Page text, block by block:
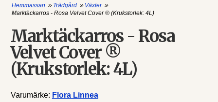
Hemmassan » Trädgård » Växter »
Marktäckarros - Rosa Velvet Cover ® (Krukstorlek: 4L)
Marktäckarros - Rosa
Velvet Cover ®
(Krukstorlek: 4L)
Varumärke: Flora Linnea